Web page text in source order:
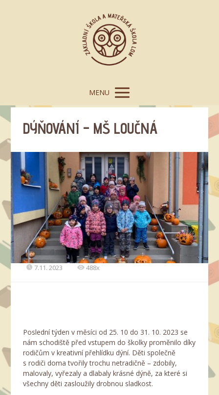
MENU
DÝŇOVÁNÍ – MŠ LOUČNÁ
7.11. 2023 488x
Poslední týden v měsíci od 25. 10 do 31. 10. 2023 se
nám schodiště před vstupem do školky proměnilo díky
rodičům v kreativní přehlídku dýní. Děti společně
s rodiči doma tvořily trochu netradičně – zdobily,
malovaly, vyřezaly a dlabaly krásné dýně, za které si
všechny děti zasloužily drobnou sladkost.